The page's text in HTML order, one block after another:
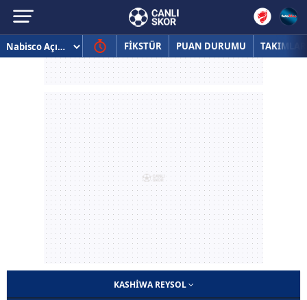
FİKSTÜR PUAN DURUMU TAKIMLAR
KASHIWA REYSOL